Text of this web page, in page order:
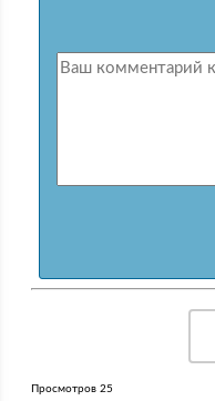
Просмотров 25